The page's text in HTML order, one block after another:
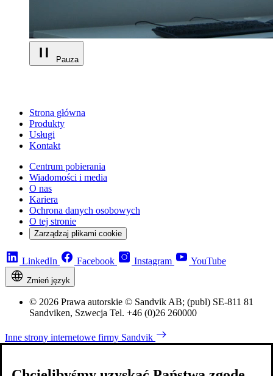
Pauza
Strona główna
Produkty
Usługi
Kontakt
Centrum pobierania
Wiadomości i media
O nas
Kariera
Ochrona danych osobowych
O tej stronie
Zarządzaj plikami cookie
LinkedIn Facebook Instagram YouTube
Zmień język
© 2026 Prawa autorskie © Sandvik AB; (publ) SE-811 81
Sandviken, Szwecja Tel. +46 (0)26 260000
Inne strony internetowe firmy Sandvik